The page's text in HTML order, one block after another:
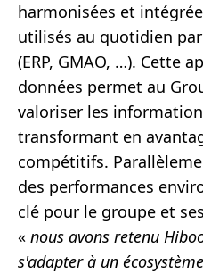
harmonisées et
utilisés au quotidien
(ERP, GMAO, …). Cette
données permet au
valoriser les
transformant en
compétitifs.
des performances
clé pour le groupe et
« nous avons retenu
s'adapter à un